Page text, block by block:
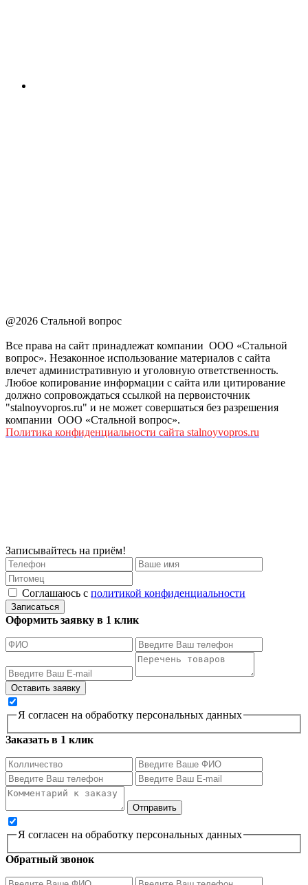
@2026 Стальной вопрос
Все права на сайт принадлежат компании ООО «Стальной
вопрос». Незаконное использование материалов с сайта
влечет административную и уголовную ответственность.
Любое копирование информации с сайта или цитирование
должно сопровождаться ссылкой на первоисточник
"stalnoyvopros.ru" и не может совершаться без разрешения
компании ООО «Стальной вопрос».
Политика конфиденциальности сайта stalnoyvopros.ru
Записывайтесь на приём!
Соглашаюсь с политикой конфиденциальности
Записаться
Оформить заявку в 1 клик
Я согласен на обработку персональных данных
Заказать в 1 клик
Я согласен на обработку персональных данных
Обратный звонок